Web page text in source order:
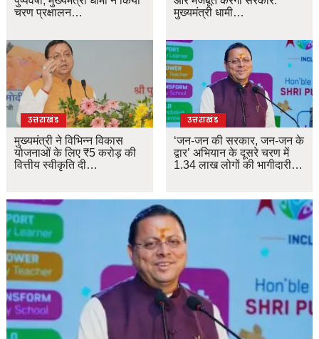
चरण प्रक्षालन…
उत्तराखंड
मुख्यमंत्री ने विभिन्न विकास
योजनाओं के लिए ₹5 करोड़ की
वित्तीय स्वीकृति दी…
मुख्यमंत्री धामी…
उत्तराखंड
‘जन-जन की सरकार, जन-जन के
द्वार’ अभियान के दूसरे चरण में
1.34 लाख लोगों की भागीदारी…